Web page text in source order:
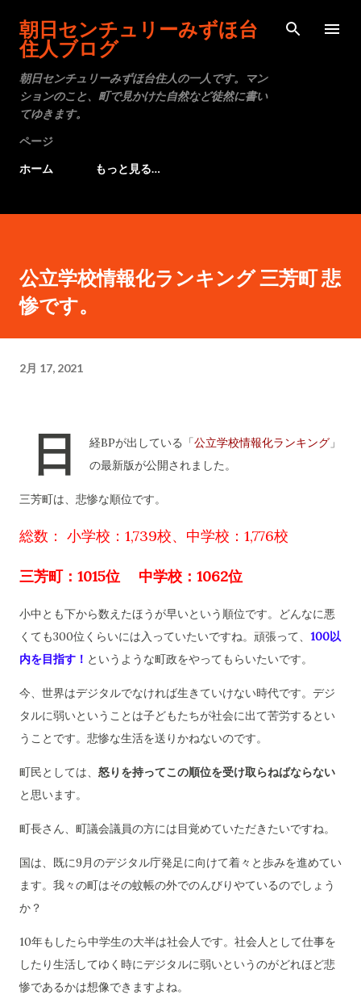
スキップしてメイン コンテンツに移動
朝日センチュリーみずほ台
住人ブログ
朝日センチュリーみずほ台住人の一人です。マン
ションのこと、町で見かけた自然など徒然に書い
てゆきます。
ページ
ホーム
もっと見る…
公立学校情報化ランキング 三芳町 悲
惨です。
2月 17, 2021
日 経BPが出している「公立学校情報化ランキング 」
の最新版が公開されました。
三芳町は、悲惨な順位です。
総数： 小学校：1,739校、中学校：1,776校
三芳町：1015位 中学校：1062位
小中とも下から数えたほうが早いという順位です。どんなに悪
くても300位くらいには入っていたいですね。頑張って、 100以
内を目指す！ というような町政をやってもらいたいです。
今、世界はデジタルでなければ生きていけない時代です。デジ
タルに弱いということは子どもたちが社会に出て苦労するとい
うことです。悲惨な生活を送りかねないのです。
町民としては、 怒りを持ってこの順位を受け取らねばならない
と思います。
町長さん、町議会議員の方には目覚めていただきたいですね。
国は、既に9月のデジタル庁発足に向けて着々と歩みを進めてい
ます。我々の町はその蚊帳の外でのんびりやているのでしょう
か？
10年もしたら中学生の大半は社会人です。社会人として仕事を
したり生活してゆく時にデジタルに弱いというのがどれほど悲
惨であるかは想像できますよね。